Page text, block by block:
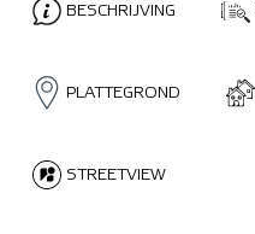
BESCHRIJVING
PLATTEGROND
STREETVIEW